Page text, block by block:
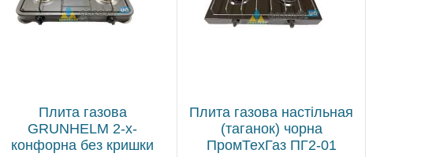
Плита газова
GRUNHELM 2-х-
конфорна без кришки
Плита газова настільная
(таганок) чорна
ПромТехГаз ПГ2-01